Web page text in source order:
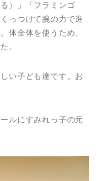
）」「フラミンゴ
っつけて腕の力で進
体全体を使うため、
。
い子ども達です。お
ルにすみれっ子の元